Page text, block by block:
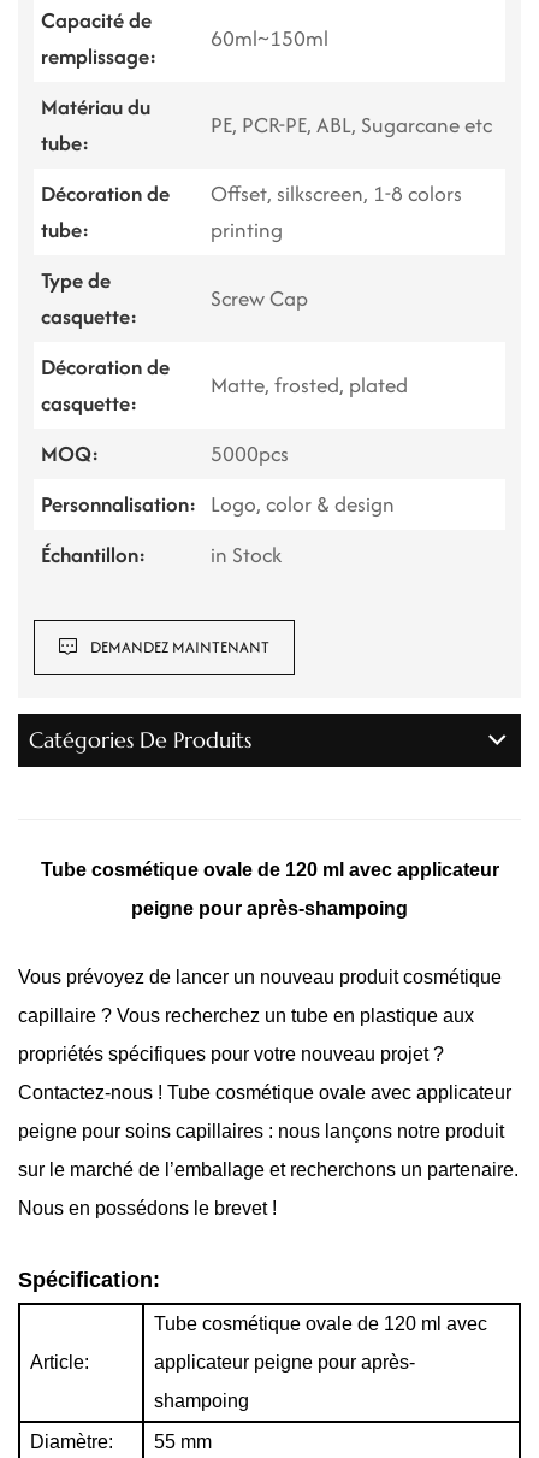
Capacité de
remplissage:
60ml~150ml
Matériau du
tube:
PE, PCR-PE, ABL, Sugarcane etc
Décoration de
tube:
Offset, silkscreen, 1-8 colors
printing
Type de
casquette:
Screw Cap
Décoration de
casquette:
Matte, frosted, plated
MOQ:
5000pcs
Personnalisation: Logo, color & design
Échantillon:
in Stock
DEMANDEZ MAINTENANT
Catégories De Produits
Tube cosmétique ovale de 120 ml avec applicateur
peigne pour après-shampoing
Vous prévoyez de lancer un nouveau produit cosmétique
capillaire ? Vous recherchez un tube en plastique aux
propriétés spécifiques pour votre nouveau projet ?
Contactez-nous ! Tube cosmétique ovale avec applicateur
peigne pour soins capillaires : nous lançons notre produit
sur le marché de l’emballage et recherchons un partenaire.
Nous en possédons le brevet !
Spécification:
Article:
Tube cosmétique ovale de 120 ml avec
applicateur peigne pour après-
shampoing
Diamètre:
55 mm